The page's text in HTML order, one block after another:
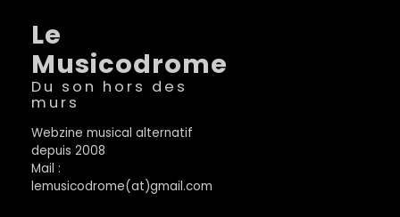
Le
Musicodrome
Du son hors des
murs
Webzine musical alternatif
depuis 2008
Mail :
lemusicodrome(at)gmail.com